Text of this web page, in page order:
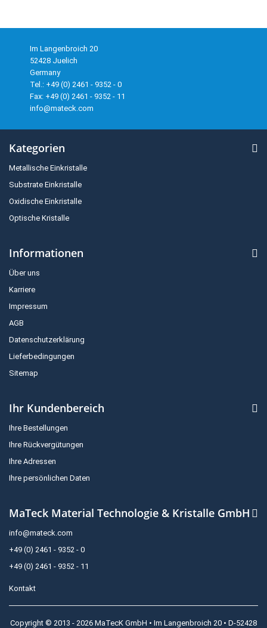
Im Langenbroich 20
52428 Juelich
Germany
Tel.: +49 (0) 2461 - 9352 - 0
Fax: +49 (0) 2461 - 9352 - 11
info@mateck.com
Kategorien
Metallische Einkristalle
Substrate Einkristalle
Oxidische Einkristalle
Optische Kristalle
Informationen
Über uns
Karriere
Impressum
AGB
Datenschutzerklärung
Lieferbedingungen
Sitemap
Ihr Kundenbereich
Ihre Bestellungen
Ihre Rückvergütungen
Ihre Adressen
Ihre persönlichen Daten
MaTeck Material Technologie & Kristalle GmbH
info@mateck.com
+49 (0) 2461 - 9352 - 0
+49 (0) 2461 - 9352 - 11
Kontakt
Copyright © 2013 - 2026 MaTecK GmbH • Im Langenbroich 20 • D-52428